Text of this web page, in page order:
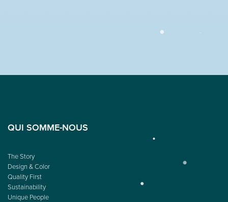
QUI SOMME-NOUS
The Story
Design & Color
Quality First
Sustainability
Unique People